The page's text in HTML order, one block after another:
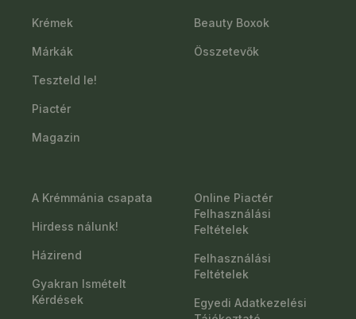
Krémek
Márkák
Teszteld le!
Piactér
Magazin
Beauty Boxok
Összetevők
A Krémmánia csapata
Hirdess nálunk!
Házirend
Gyakran Ismételt
Kérdések
Online Piactér
Felhasználási
Feltételek
Felhasználási
Feltételek
Egyedi Adatkezelési